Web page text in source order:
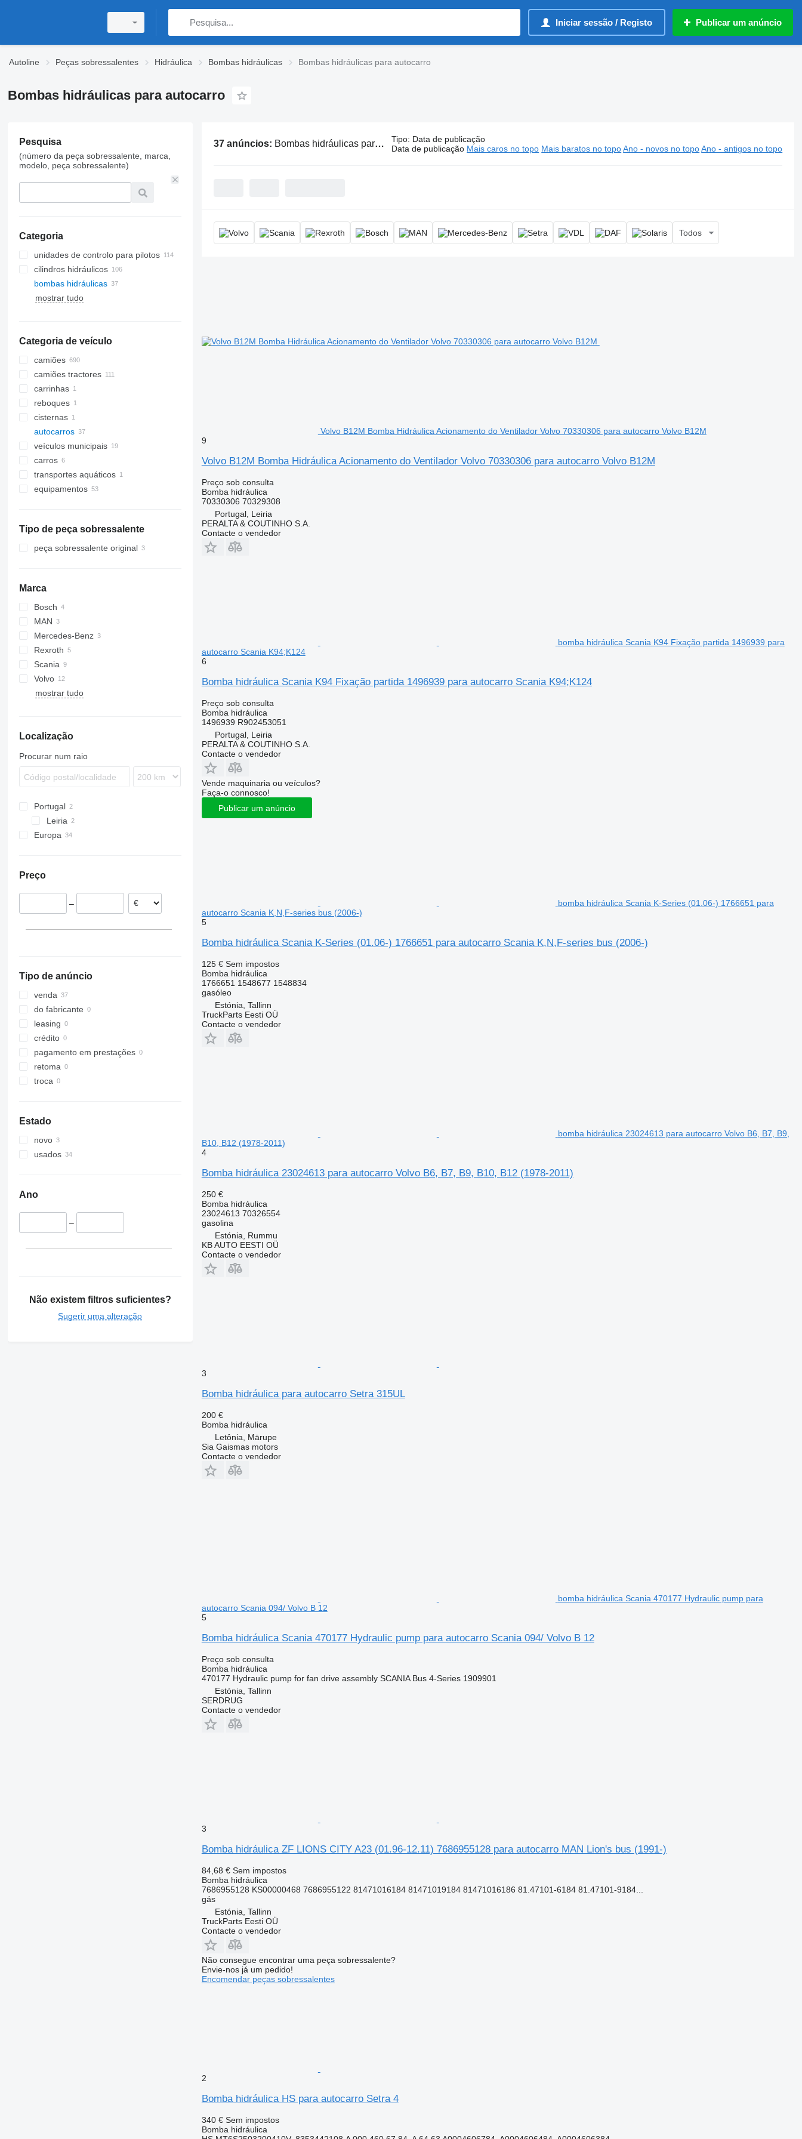
Iniciar sessão / Registo Publicar um anúncio
Autoline Peças sobressalentes Hidráulica Bombas hidráulicas Bombas hidráulicas para autocarro
Bombas hidráulicas para autocarro
Pesquisa
(número da peça sobressalente, marca,
modelo, peça sobressalente)
Categoria
unidades de controlo para pilotos
cilindros hidráulicos
bombas hidráulicas
mostrar tudo
Categoria de veículo
camiões
camiões tractores
carrinhas
reboques
cisternas
autocarros
veículos municipais
maquinaria de limpeza de estradas
carros
transportes aquáticos
equipamentos
gruas auxiliares
hidráulicas
Tipo de peça sobressalente
peça sobressalente original
Marca
Bosch
MAN
A-series
Lion's series
Mercedes-Benz
Citaro
Rexroth
Scania
K-series
Alpino
Urbino
Volvo
B-series
mostrar tudo
Localização
Procurar num raio
Portugal
Leiria
Europa
Letônia
Preço
–
Tipo de anúncio
venda
do fabricante
leasing
crédito
pagamento em prestações
retoma
troca
Estado
novo
usados
Ano
–
Não existem filtros suficientes?
Sugerir uma alteração
37 anúncios: Bombas hidráulicas para autocarro Tipo: Data de publicação
Data de publicação Mais caros no topo Mais baratos no topo Ano - novos no topo Ano - antigos no topo
Todos
Volvo B12M Bomba Hidráulica Acionamento do Ventilador Volvo 70330306 para autocarro Volvo B12M
9
Volvo B12M Bomba Hidráulica Acionamento do Ventilador Volvo 70330306 para autocarro Volvo B12M
Preço sob consulta
Bomba hidráulica
70330306 70329308
Portugal, Leiria
PERALTA & COUTINHO S.A.
Contacte o vendedor
bomba hidráulica Scania K94 Fixação partida 1496939 para
autocarro Scania K94;K124
6
Bomba hidráulica Scania K94 Fixação partida 1496939 para autocarro Scania K94;K124
Preço sob consulta
Bomba hidráulica
1496939 R902453051
Portugal, Leiria
PERALTA & COUTINHO S.A.
Contacte o vendedor
Vende maquinaria ou veículos?
Faça-o connosco!
Publicar um anúncio
bomba hidráulica Scania K-Series (01.06-) 1766651 para
autocarro Scania K,N,F-series bus (2006-)
5
Bomba hidráulica Scania K-Series (01.06-) 1766651 para autocarro Scania K,N,F-series bus (2006-)
125 € Sem impostos
Bomba hidráulica
1766651 1548677 1548834
gasóleo
Estónia, Tallinn
TruckParts Eesti OÜ
Contacte o vendedor
bomba hidráulica 23024613 para autocarro Volvo B6, B7, B9,
B10, B12 (1978-2011)
4
Bomba hidráulica 23024613 para autocarro Volvo B6, B7, B9, B10, B12 (1978-2011)
250 €
Bomba hidráulica
23024613 70326554
gasolina
Estónia, Rummu
KB AUTO EESTI OÜ
Contacte o vendedor
3
Bomba hidráulica para autocarro Setra 315UL
200 €
Bomba hidráulica
Letônia, Mārupe
Sia Gaismas motors
Contacte o vendedor
bomba hidráulica Scania 470177 Hydraulic pump para
autocarro Scania 094/ Volvo B 12
5
Bomba hidráulica Scania 470177 Hydraulic pump para autocarro Scania 094/ Volvo B 12
Preço sob consulta
Bomba hidráulica
470177 Hydraulic pump for fan drive assembly SCANIA Bus 4-Series 1909901
Estónia, Tallinn
SERDRUG
Contacte o vendedor
3
Bomba hidráulica ZF LIONS CITY A23 (01.96-12.11) 7686955128 para autocarro MAN Lion's bus (1991-)
84,68 € Sem impostos
Bomba hidráulica
7686955128 KS00000468 7686955122 81471016184 81471019184 81471016186 81.47101-6184 81.47101-9184...
gás
Estónia, Tallinn
TruckParts Eesti OÜ
Contacte o vendedor
Não consegue encontrar uma peça sobressalente?
Envie-nos já um pedido!
Encomendar peças sobressalentes
2
Bomba hidráulica HS para autocarro Setra 4
340 € Sem impostos
Bomba hidráulica